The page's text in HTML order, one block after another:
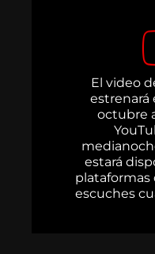
El video
estrenará
octubre
estará
plataformas
escuches